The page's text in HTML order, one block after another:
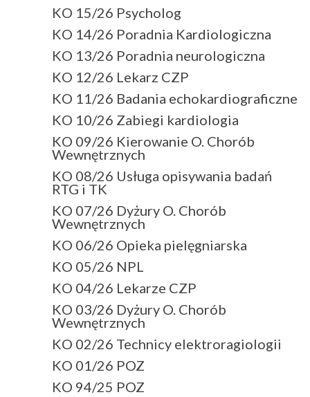
KO 15/26 Psycholog
KO 14/26 Poradnia Kardiologiczna
KO 13/26 Poradnia neurologiczna
KO 12/26 Lekarz CZP
KO 11/26 Badania echokardiograficzne
KO 10/26 Zabiegi kardiologia
KO 09/26 Kierowanie O. Chorób
Wewnętrznych
KO 08/26 Usługa opisywania badań
RTG i TK
KO 07/26 Dyżury O. Chorób
Wewnętrznych
KO 06/26 Opieka pielęgniarska
KO 05/26 NPL
KO 04/26 Lekarze CZP
KO 03/26 Dyżury O. Chorób
Wewnętrznych
KO 02/26 Technicy elektroragiologii
KO 01/26 POZ
KO 94/25 POZ